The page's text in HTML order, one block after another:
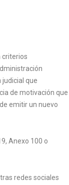
criterios
judicial que
de motivación que
emitir un nuevo
Anexo 100 o
redes sociales